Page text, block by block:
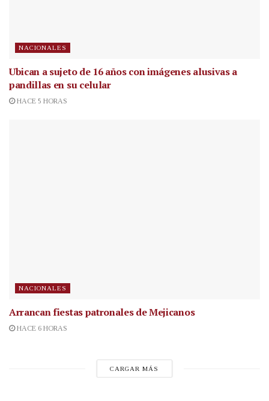
NACIONALES
Ubican a sujeto de 16 años con imágenes alusivas a
pandillas en su celular
HACE 5 HORAS
NACIONALES
Arrancan fiestas patronales de Mejicanos
HACE 6 HORAS
CARGAR MÁS